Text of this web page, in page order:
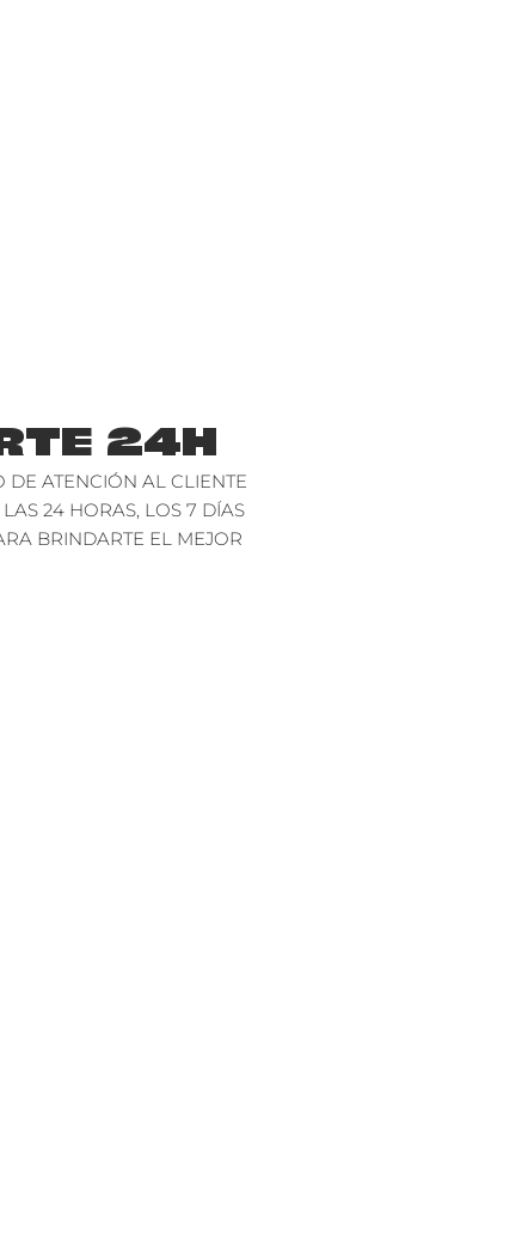
24H
DE ATENCIÓN AL CLIENTE
24 HORAS, LOS 7 DÍAS
BRINDARTE EL MEJOR